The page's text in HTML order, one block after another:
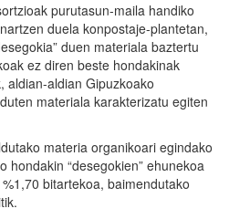
purutasun-maila handiko
duela konpostaje-plantetan,
duen materiala baztertu
ez diren beste hondakinak
aldian-aldian Gipuzkoako
materiala karakterizatu egiten
materia organikoari egindako
hondakin “desegokien” ehunekoa
bitartekoa, baimendutako